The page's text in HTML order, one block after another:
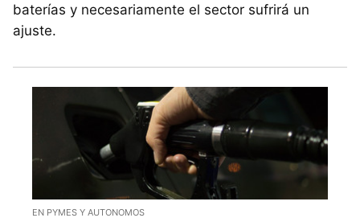
baterías y necesariamente el sector sufrirá un
ajuste.
EN PYMES Y AUTONOMOS